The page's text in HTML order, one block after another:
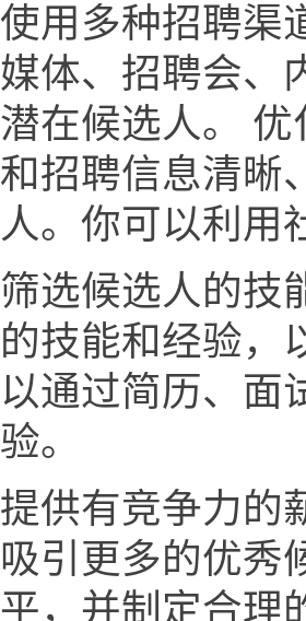
使用多种招聘渠
媒体、招聘会、
潜在候选人。
和招聘信息清晰
人。你可以利用
筛选候选人的技
的技能和经验，
以通过简历、面
验。
提供有竞争力的
吸引更多的优秀
平，并制定合理